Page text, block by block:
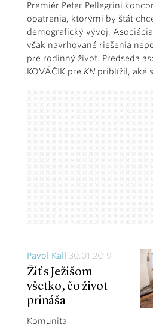
Premiér Peter Pellegrini
opatrenia, ktorými by štát
demografický vývoj.
však navrhované riešenia
pre rodinný život. Predseda
KOVÁČIK pre KN priblížil, aké
Pavol Kall 30.01.2019
Žiť s Ježišom
všetko, čo život
prináša
Komunita